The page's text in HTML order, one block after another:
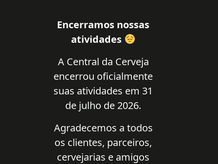
Encerramos nossas
atividades
A Central da Cerveja
encerrou oficialmente
suas atividades em 31
de julho de 2026.
Agradecemos a todos
os clientes, parceiros,
cervejarias e amigos